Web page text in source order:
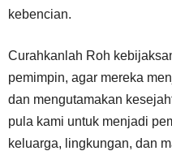
kebencian.
Curahkanlah Roh
pemimpin, agar mereka
dan mengutamakan
pula kami untuk menjadi
keluarga, lingkungan, dan